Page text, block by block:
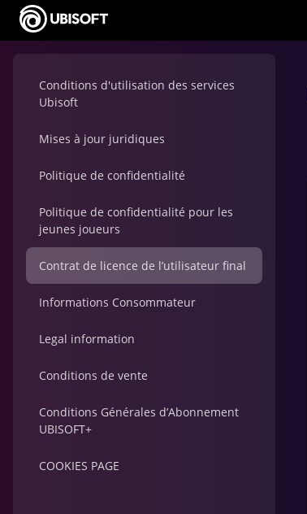
Conditions d'utilisation des services
Ubisoft
Mises à jour juridiques
Politique de confidentialité
Politique de confidentialité pour les
jeunes joueurs
Contrat de licence de l’utilisateur final
Informations Consommateur
Legal information
Conditions de vente
Conditions Générales d’Abonnement
UBISOFT+
COOKIES PAGE